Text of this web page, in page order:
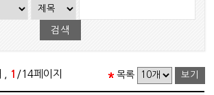
, 1 /14페이지 목록